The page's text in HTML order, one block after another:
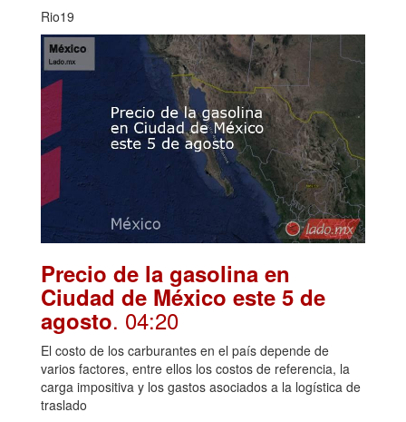
Rio19
Precio de la gasolina en
Ciudad de México este 5 de
agosto. 04:20
El costo de los carburantes en el país depende de
varios factores, entre ellos los costos de referencia, la
carga impositiva y los gastos asociados a la logística de
traslado